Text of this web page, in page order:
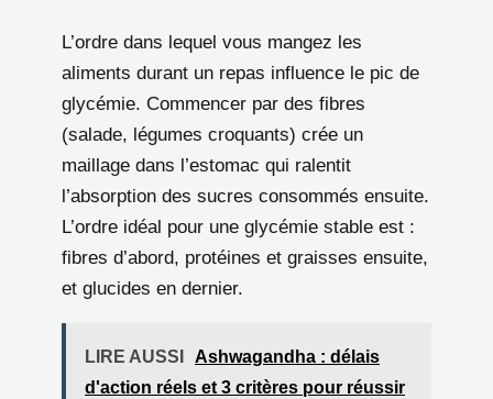
L’ordre dans lequel vous mangez les
aliments durant un repas influence le pic de
glycémie. Commencer par des fibres
(salade, légumes croquants) crée un
maillage dans l’estomac qui ralentit
l’absorption des sucres consommés ensuite.
L’ordre idéal pour une glycémie stable est :
fibres d’abord, protéines et graisses ensuite,
et glucides en dernier.
LIRE AUSSI
Ashwagandha : délais
d'action réels et 3 critères pour réussir